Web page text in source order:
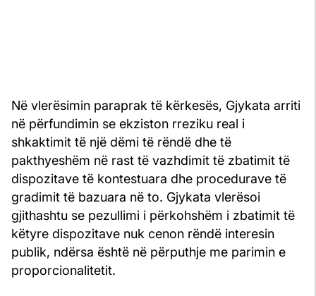
Në vlerësimin paraprak të kërkesës, Gjykata arriti
në përfundimin se ekziston rreziku real i
shkaktimit të një dëmi të rëndë dhe të
pakthyeshëm në rast të vazhdimit të zbatimit të
dispozitave të kontestuara dhe procedurave të
gradimit të bazuara në to. Gjykata vlerësoi
gjithashtu se pezullimi i përkohshëm i zbatimit të
këtyre dispozitave nuk cenon rëndë interesin
publik, ndërsa është në përputhje me parimin e
proporcionalitetit.